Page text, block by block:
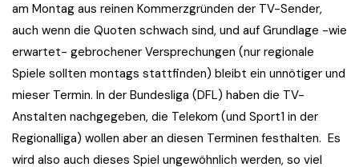
am Montag aus reinen Kommerzgründen der TV-Sender,
auch wenn die Quoten schwach sind, und auf Grundlage -wie
erwartet- gebrochener Versprechungen (nur regionale
Spiele sollten montags stattfinden) bleibt ein unnötiger und
mieser Termin. In der Bundesliga (DFL) haben die TV-
Anstalten nachgegeben, die Telekom (und Sport1 in der
Regionalliga) wollen aber an diesen Terminen festhalten. Es
wird also auch dieses Spiel ungewöhnlich werden, so viel